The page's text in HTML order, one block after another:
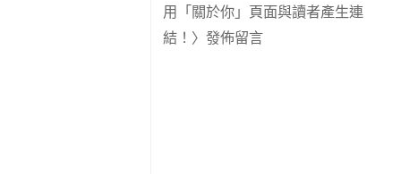
用「關於你」頁面與讀者產生連
結！ 〉發佈留言